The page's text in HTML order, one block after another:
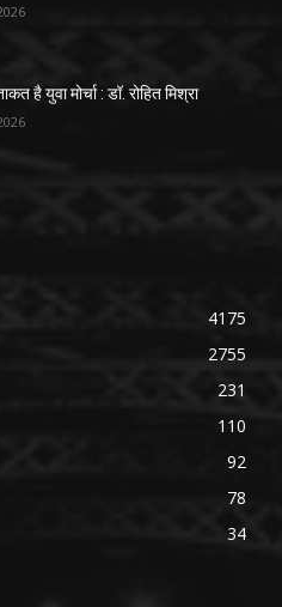
है युवा मोर्चा : डॉ. रोहित मिश्रा
4175
2755
231
110
92
78
34